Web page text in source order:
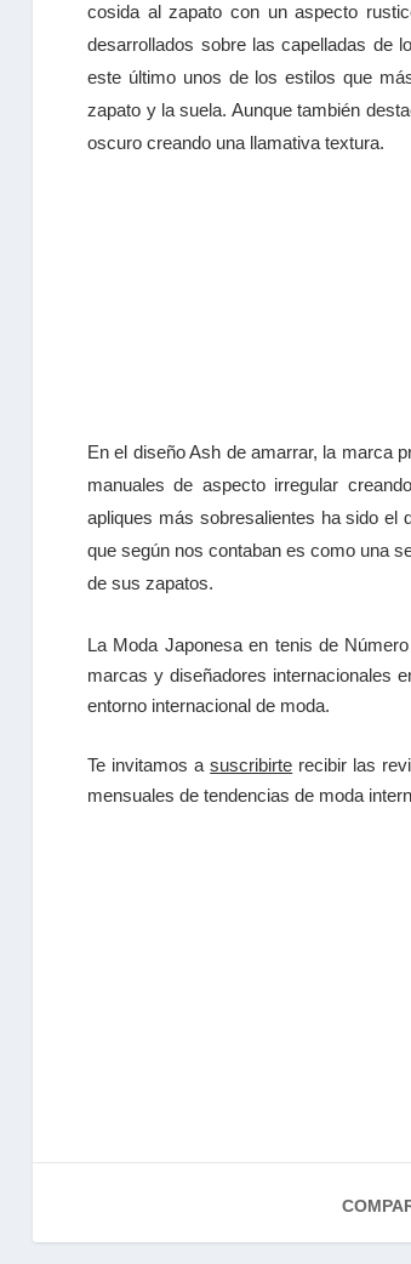
cosida al zapato con un aspecto
desarrollados sobre las capelladas de
este último unos de los estilos que
zapato y la suela. Aunque también
oscuro creando una llamativa textura.
En el diseño Ash de amarrar, la marca
manuales de aspecto irregular
apliques más sobresalientes ha sido el
que según nos contaban es como una
de sus zapatos.
La Moda Japonesa en tenis de
marcas y diseñadores internacionales
entorno internacional de moda.
Te invitamos asuscribirte recibir las
mensuales de tendencias de moda